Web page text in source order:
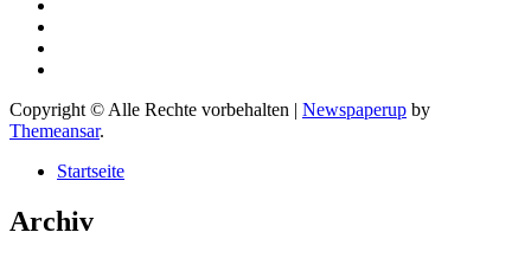
Copyright © Alle Rechte vorbehalten | Newspaperup by
Themeansar.
Startseite
Archiv